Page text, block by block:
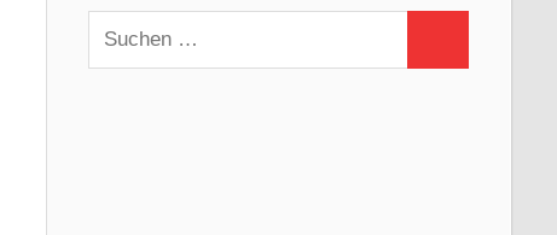
Suchen
nach: